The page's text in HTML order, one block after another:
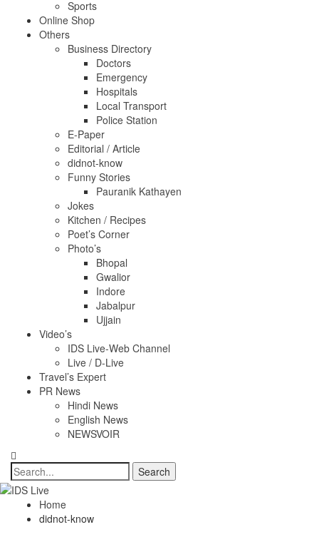
Sports
Online Shop
Others
Business Directory
Doctors
Emergency
Hospitals
Local Transport
Police Station
E-Paper
Editorial / Article
didnot-know
Funny Stories
Pauranik Kathayen
Jokes
Kitchen / Recipes
Poet’s Corner
Photo’s
Bhopal
Gwalior
Indore
Jabalpur
Ujjain
Video’s
IDS Live-Web Channel
Live / D-Live
Travel’s Expert
PR News
Hindi News
English News
NEWSVOIR
Home
didnot-know